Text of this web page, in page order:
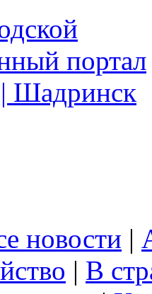
новости |
| В